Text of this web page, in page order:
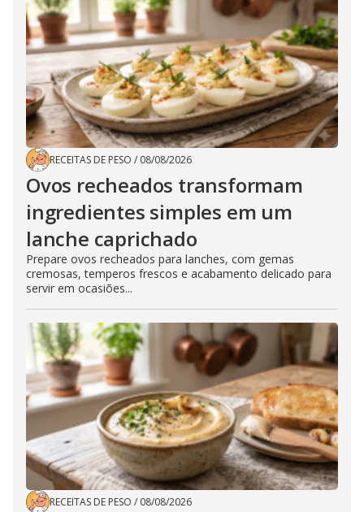
RECEITAS DE PESO / 08/08/2026
Ovos recheados transformam
ingredientes simples em um
lanche caprichado
Prepare ovos recheados para lanches, com gemas
cremosas, temperos frescos e acabamento delicado para
servir em ocasiões...
RECEITAS DE PESO / 08/08/2026